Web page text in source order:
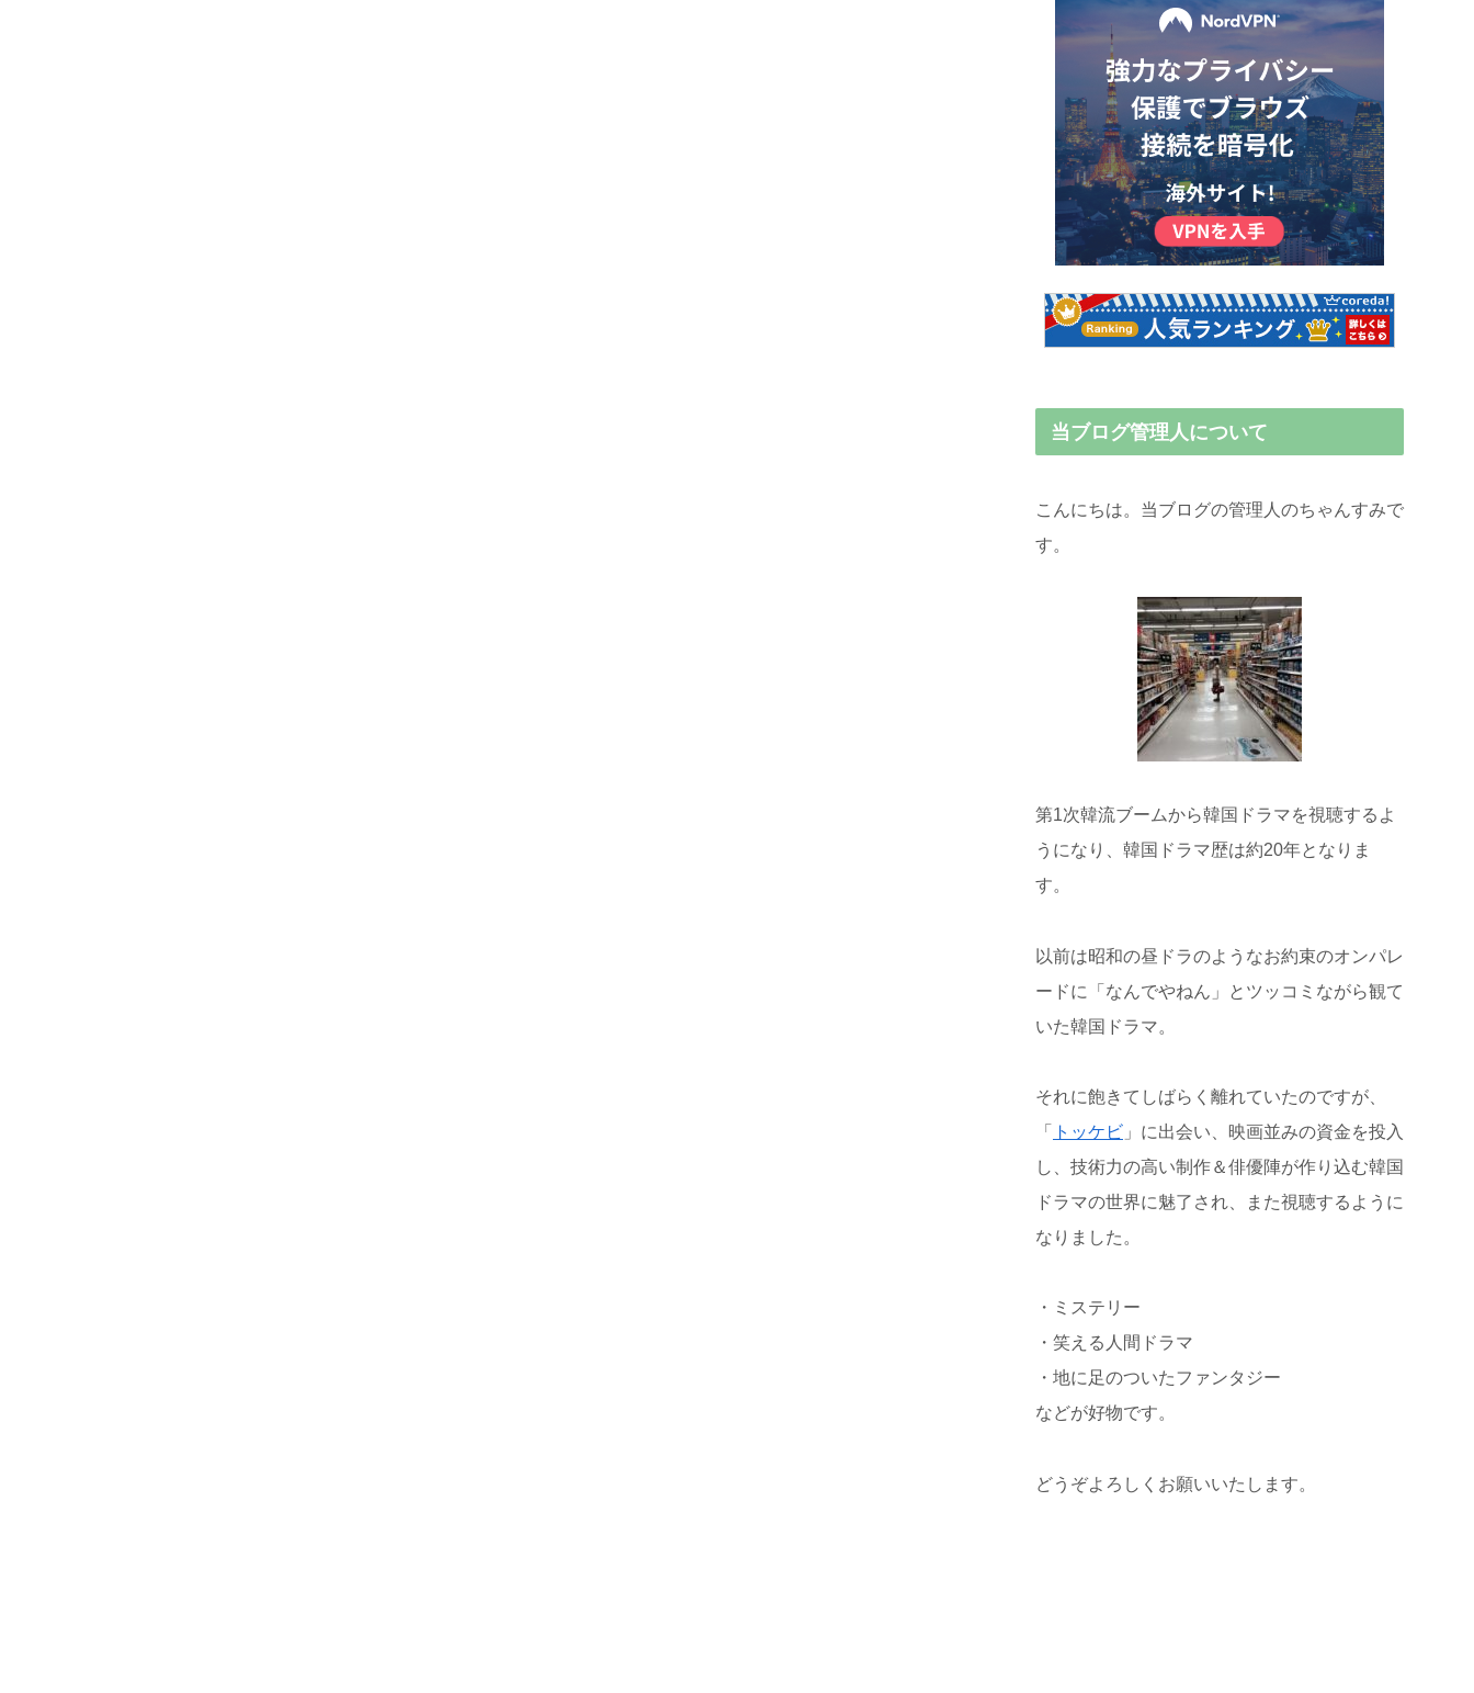
当ブログ管理人について
こんにちは。当ブログの管理人のちゃんすみで
す。
第1次韓流ブームから韓国ドラマを視聴するよ
うになり、韓国ドラマ歴は約20年となりま
す。
以前は昭和の昼ドラのようなお約束のオンパレ
ードに「なんでやねん」とツッコミながら観て
いた韓国ドラマ。
それに飽きてしばらく離れていたのですが、
「 トッケビ 」に出会い、映画並みの資金を投入
し、技術力の高い制作＆俳優陣が作り込む韓国
ドラマの世界に魅了され、また視聴するように
なりました。
・ミステリー
・笑える人間ドラマ
・地に足のついたファンタジー
などが好物です。
どうぞよろしくお願いいたします。